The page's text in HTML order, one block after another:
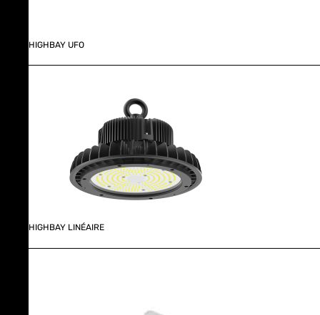
HIGHBAY UFO
HIGHBAY LINÉAIRE